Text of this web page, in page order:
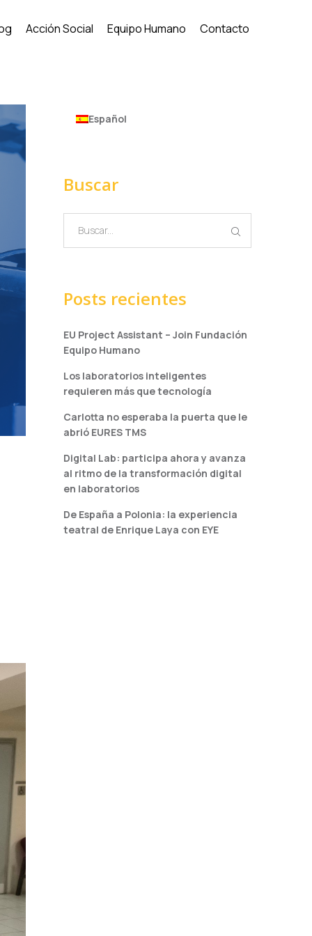
Acción Social Equipo Humano Contacto
Español
Buscar
Posts recientes
EU Project Assistant – Join Fundación
Equipo Humano
Los laboratorios inteligentes
requieren más que tecnología
Carlotta no esperaba la puerta que le
abrió EURES TMS
Digital Lab: participa ahora y avanza
al ritmo de la transformación digital
en laboratorios
De España a Polonia: la experiencia
teatral de Enrique Laya con EYE